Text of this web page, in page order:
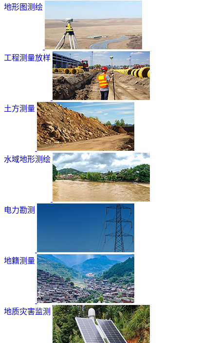
地形图测绘
工程测量放样
土方测量
水域地形测绘
电力勘测
地籍测量
地质灾害监测